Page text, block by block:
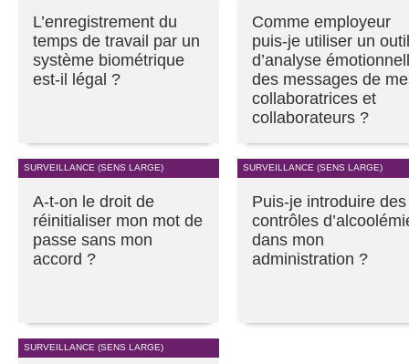
L’enregistrement du
temps de travail par un
système biométrique
est-il légal ?
Comme employeur
puis-je utiliser un outil
d’analyse
des messages de
collaboratrices et
collaborateurs ?
SURVEILLANCE (SENS LARGE)
A-t-on le droit de
réinitialiser mon mot de
passe sans mon
accord ?
SURVEILLANCE (SENS LARGE)
Puis-je introduire des
contrôles
dans mon
administration ?
SURVEILLANCE (SENS LARGE)